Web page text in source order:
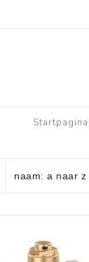
Panasonic
Startpagina